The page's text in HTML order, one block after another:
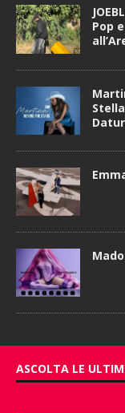
Pop
ASCOLTA LE